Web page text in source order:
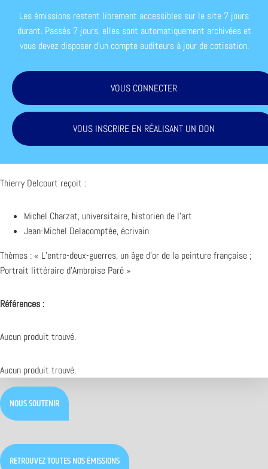
Les émissions restent librement accessibles sur le site 7 jours
durant. Passés 7 jours, elles sont automatiquement archivées et
vous devez disposer d'un compte auditeurs à jour de cotisation.
VOUS CONNECTER
VOUS INSCRIRE EN RÉALISANT UN DON
Thierry Delcourt reçoit :
Michel Charzat, universitaire, historien de l’art
Jean-Michel Delacomptée, écrivain
Thèmes : « L’entre-deux-guerres, un âge d’or de la peinture française ;
Portrait littéraire d’Ambroise Paré »
Références :
Aucun produit trouvé.
Aucun produit trouvé.
NOUS SOUTENIR
RETROUVEZ TOUTES NOS ÉMISSIONS